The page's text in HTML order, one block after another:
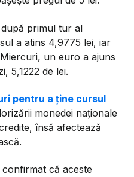
primul tur al
a atins 4,9775 lei, iar
un euro a ajuns
5,1222 de lei.
pentru a ține cursul
monedei naționale
însă afectează
că aceste